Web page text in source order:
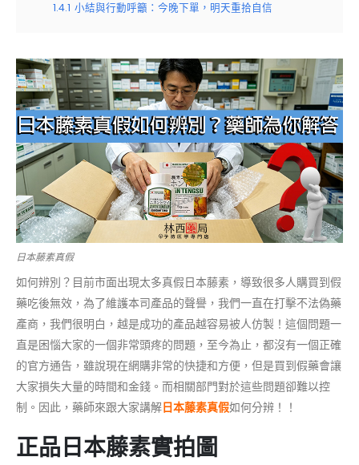
1.4.1 小結與行動呼籲：今晚下單，明天重拾自信
日本藤素真假
如何辨別？目前市面出現太多真假日本藤素，導致很多人購買到假
藥吃後無效，為了維護本司產品的聲譽，我們一直在打擊不法偽藥
產商，我們很明白，越是成功的產品越容易被人仿製！這個問題一
直是困惱大家的一個非常頭疼的問題，至今為止，都沒有一個正確
的官方通告，雖說現在網購非常的快捷和方便，但是買到假藥會讓
大家損失大量的時間和金錢。而相關部門對於這些問題卻難以控
制。因此，藥師來跟大家講解日本藤素真假如何分辨！！
正品日本藤素實拍圖